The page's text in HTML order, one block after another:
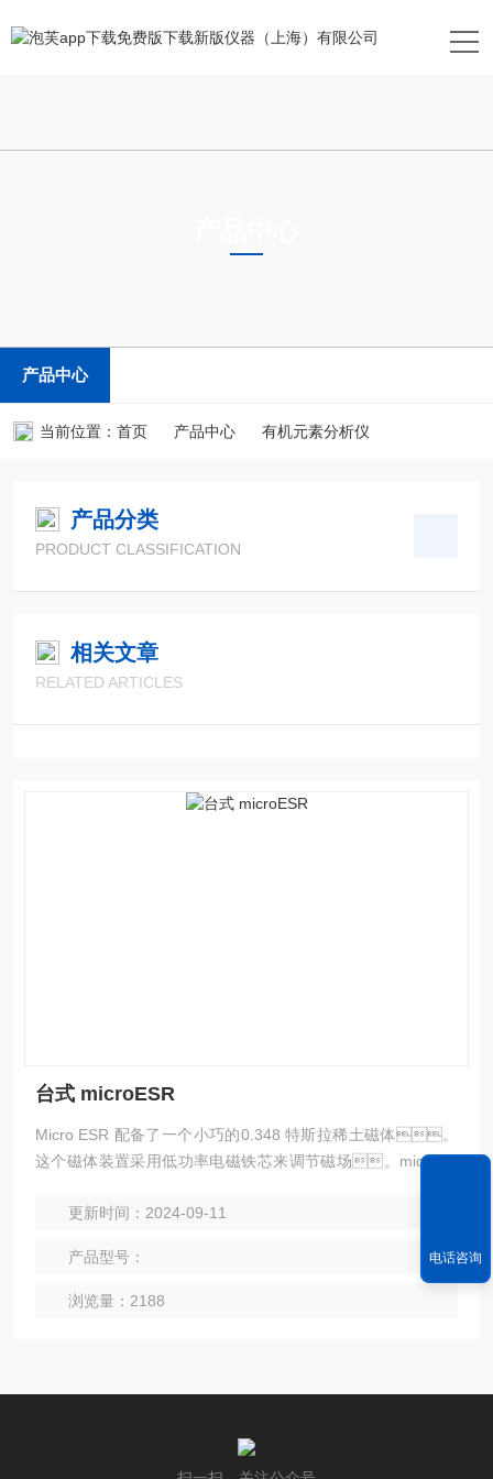
产品中心
当前位置： 首页 产品中心 有机元素分析仪
产品分类
PRODUCT CLASSIFICATION
相关文章
RELATED ARTICLES
台式 microESR
Micro ESR 配备了一个小巧的0.348 特斯拉稀土磁体。
这个磁体装置采用低功率电磁铁芯来调节磁场。microES
ss。磁场中心位于自由电子自旋g值附近。这
频率下产生0.5至70mW射频功率。microESR采用正交
锁相检测法，系统内置锁相放大器。
更新时间：2024-09-11
产品型号：
浏览量：2188
电话咨询